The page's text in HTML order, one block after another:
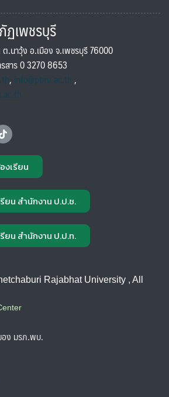
ฏเพชรบุรี
.นาวุ้ง อ.เมือง จ.เพชรบุรี 76000
สาร 0 3270 8653
, info@pbru.ac.th,
งเรียน
ยน สำนักงาน ป.ป.ช.
ยน สำนักงาน ป.ป.ท.
Rajabhat University , All
ง มรภ.พบ.